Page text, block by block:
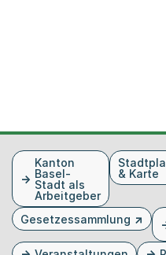
FusszeileKanton
Basel-
Stadt als
Arbeitgeber
& Karte
Gesetzessammlung